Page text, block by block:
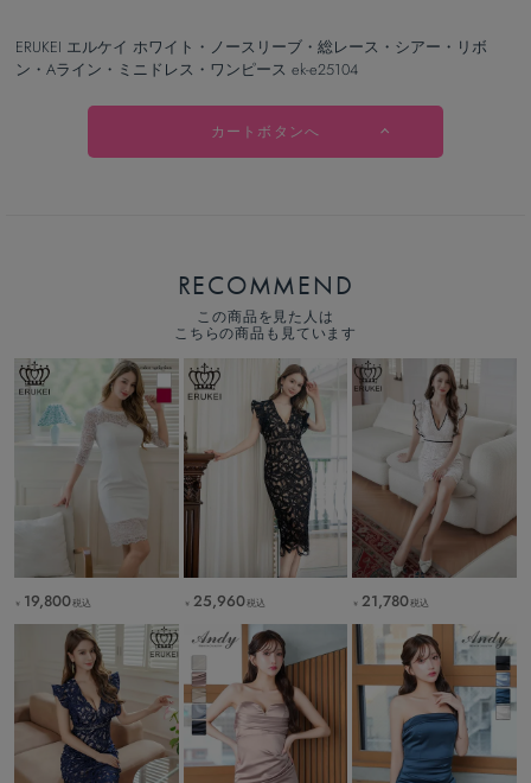
ERUKEI エルケイ ホワイト・ノースリーブ・総レース・シアー・リボ
ン・Aライン・ミニドレス・ワンピース ek-e25104
カートボタンへ
RECOMMEND
この商品を見た人は
こちらの商品も見ています
￥ 19,800税込 ￥ 25,960税込 ￥ 21,780税込